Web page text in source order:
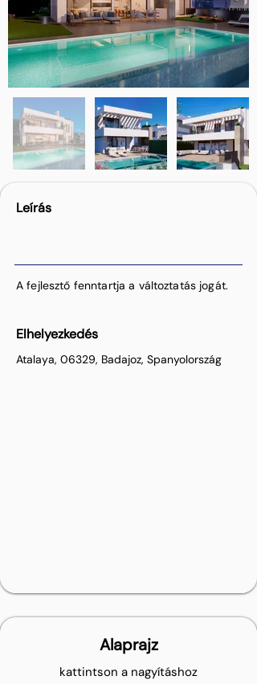
Leírás
A fejlesztő fenntartja a változtatás jogát.
Elhelyezkedés
Atalaya, 06329, Badajoz, Spanyolország
Alaprajz
kattintson a nagyításhoz